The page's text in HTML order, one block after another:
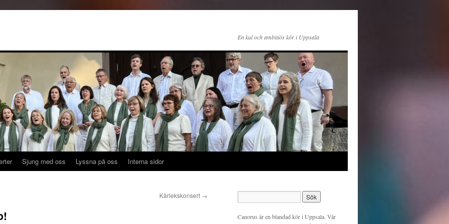
En kul och ambitiös kör i Uppsala
Sjung med oss Lyssna på oss Interna sidor
Kärlekskonsert →
Canorus är en blandad kör i Uppsala. Vår